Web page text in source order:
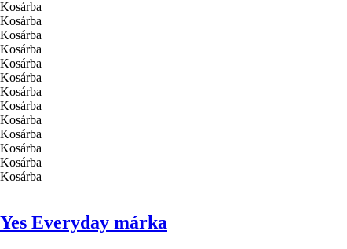
Kosárba
Kosárba
Kosárba
Kosárba
Kosárba
Kosárba
Kosárba
Kosárba
Kosárba
Kosárba
Kosárba
Kosárba
Kosárba
Yes Everyday márka